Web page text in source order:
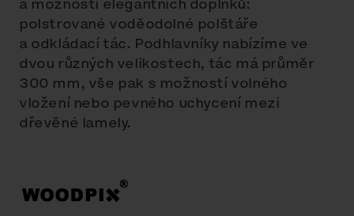
polstrované voděodolné polštáře
a odkládací tác. Podhlavníky nabízíme ve
dvou různých velikostech, tác má průměr
300 mm, vše pak s možností volného
vložení nebo pevného uchycení mezi
dřevěné lamely.